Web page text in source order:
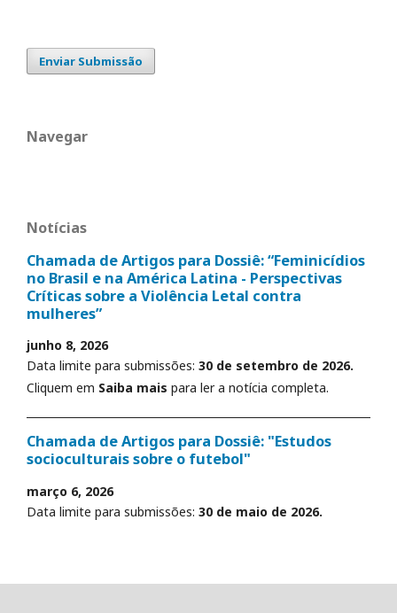
Enviar Submissão
Navegar
Notícias
Chamada de Artigos para Dossiê: “Feminicídios
no Brasil e na América Latina - Perspectivas
Críticas sobre a Violência Letal contra
mulheres”
junho 8, 2026
Data limite para submissões: 30 de setembro de 2026.
Cliquem em Saiba mais para ler a notícia completa.
Chamada de Artigos para Dossiê: "Estudos
socioculturais sobre o futebol"
março 6, 2026
Data limite para submissões: 30 de maio de 2026.